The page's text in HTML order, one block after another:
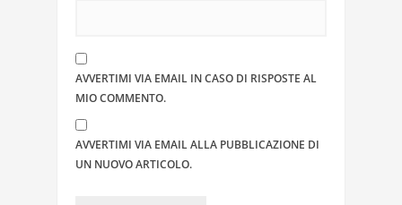
AVVERTIMI VIA EMAIL IN CASO DI RISPOSTE AL
MIO COMMENTO.
AVVERTIMI VIA EMAIL ALLA PUBBLICAZIONE DI
UN NUOVO ARTICOLO.